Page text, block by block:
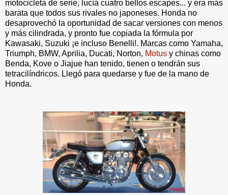
motocicleta de serie, lucía cuatro bellos escapes... y era más
barata que todos sus rivales no japoneses. Honda no
desaprovechó la oportunidad de sacar versiones con menos
y más cilindrada, y pronto fue copiada la fórmula por
Kawasaki, Suzuki ¡e incluso Benelli!. Marcas como Yamaha,
Triumph, BMW, Aprilia, Ducati, Norton, Motus y chinas como
Benda, Kove o Jiajue han tenido, tienen o tendrán sus
tetracilíndricos. Llegó para quedarse y fue de la mano de
Honda.